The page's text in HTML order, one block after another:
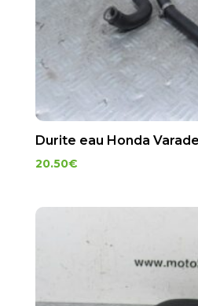
Durite eau Honda
20.50€